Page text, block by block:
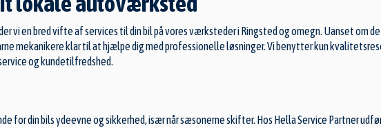
vi en bred vifte af services til din bil på vores værksteder i Ringsted og omegn. Uanset
mekanikere klar til at hjælpe dig med professionelle løsninger. Vi benytter kun
og kundetilfredshed.
for din bils ydeevne og sikkerhed, især når sæsonerne skifter. Hos Hella Service Partner